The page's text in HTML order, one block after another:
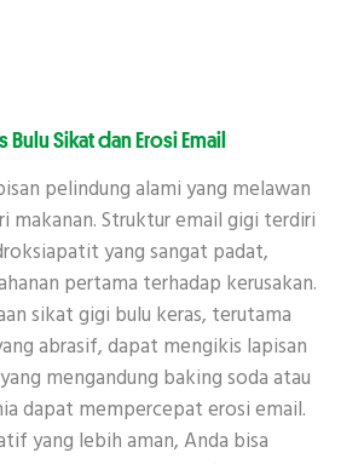
Bulu Sikat dan Erosi Email
pelindung alami yang melawan
makanan. Struktur email gigi terdiri
yang sangat padat,
pertama terhadap kerusakan.
sikat gigi bulu keras, terutama
abrasif, dapat mengikis lapisan
mengandung baking soda atau
dapat mempercepat erosi email.
yang lebih aman, Anda bisa